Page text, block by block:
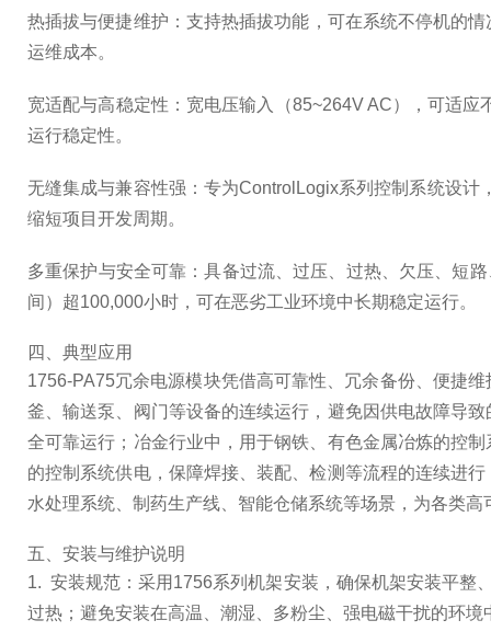
热插拔与便捷维护：支持热插拔功能，可在系统不停机的
运维成本。
宽适配与高稳定性：宽电压输入（85~264V AC），可适
运行稳定性。
无缝集成与兼容性强：专为ControlLogix系列控制系统设
缩短项目开发周期。
多重保护与安全可靠：具备过流、过压、过热、欠压、短
间）超100,000小时，可在恶劣工业环境中长期稳定运行。
四、典型应用
1756-PA75冗余电源模块凭借高可靠性、冗余备份、便捷
釜、输送泵、阀门等设备的连续运行，避免因供电故障导
全可靠运行；冶金行业中，用于钢铁、有色金属冶炼的控
的控制系统供电，保障焊接、装配、检测等流程的连续进
水处理系统、制药生产线、智能仓储系统等场景，为各类
五、安装与维护说明
1. 安装规范：采用1756系列机架安装，确保机架安装平整
过热；避免安装在高温、潮湿、多粉尘、强电磁干扰的环